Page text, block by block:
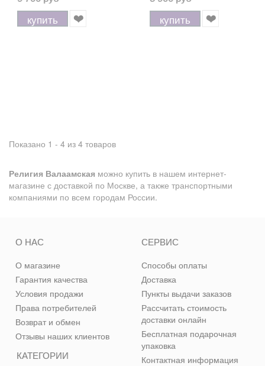
купить купить
Показано 1 - 4 из 4 товаров
Религия Валаамская можно купить в нашем интернет-
магазине с доставкой по Москве, а также транспортными
компаниями по всем городам России.
КАТЕГОРИИ
О НАС
О магазине
Гарантия качества
Условия продажи
Права потребителей
Возврат и обмен
Отзывы наших клиентов
СЕРВИС
Способы оплаты
Доставка
Пункты выдачи заказов
Рассчитать стоимость
доставки онлайн
Бесплатная подарочная
упаковка
Контактная информация